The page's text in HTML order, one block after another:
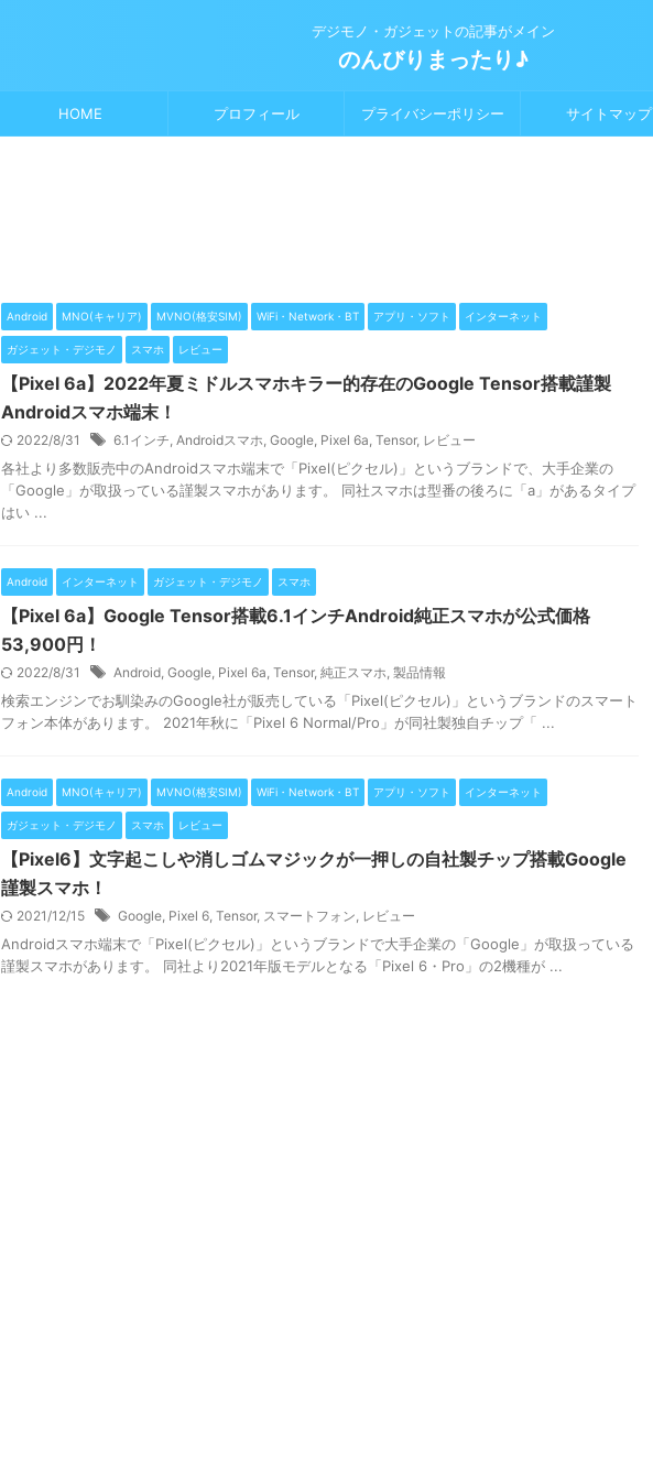
デジモノ・ガジェットの記事がメイン
のんびりまったり♪
HOME プロフィール プライバシーポリシー サイトマップ
Android MNO(キャリア) MVNO(格安SIM) WiFi・Network・BT アプリ・ソフト インターネット
ガジェット・デジモノ スマホ レビュー
【Pixel 6a】2022年夏ミドルスマホキラー的存在のGoogle Tensor搭載謹製
Androidスマホ端末！
2022/8/31 6.1インチ, Androidスマホ, Google, Pixel 6a, Tensor, レビュー
各社より多数販売中のAndroidスマホ端末で「Pixel(ピクセル)」というブランドで、大手企業の
「Google」が取扱っている謹製スマホがあります。 同社スマホは型番の後ろに「a」があるタイプ
はい ...
Android インターネット ガジェット・デジモノ スマホ
【Pixel 6a】Google Tensor搭載6.1インチAndroid純正スマホが公式価格
53,900円！
2022/8/31 Android, Google, Pixel 6a, Tensor, 純正スマホ, 製品情報
検索エンジンでお馴染みのGoogle社が販売している「Pixel(ピクセル)」というブランドのスマート
フォン本体があります。 2021年秋に「Pixel 6 Normal/Pro」が同社製独自チップ「 ...
Android MNO(キャリア) MVNO(格安SIM) WiFi・Network・BT アプリ・ソフト インターネット
ガジェット・デジモノ スマホ レビュー
【Pixel6】文字起こしや消しゴムマジックが一押しの自社製チップ搭載Google
謹製スマホ！
2021/12/15 Google, Pixel 6, Tensor, スマートフォン, レビュー
Androidスマホ端末で「Pixel(ピクセル)」というブランドで大手企業の「Google」が取扱っている
謹製スマホがあります。 同社より2021年版モデルとなる「Pixel 6・Pro」の2機種が ...